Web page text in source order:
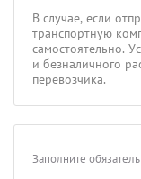
В случае, если
транспортную
самостоятельно.
и безналичного
перевозчика.
Заполните